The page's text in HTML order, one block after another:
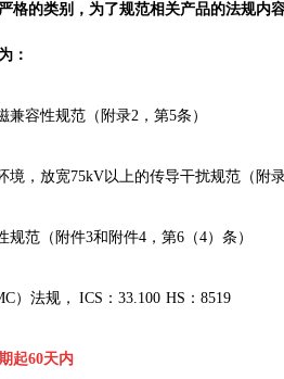
格的类别，为了规范相关产品的法规内
：
容性规范（附录2，第5条）
，放宽75kV以上的传导干扰规范（附录
范（附件3和附件4，第6（4）条）
）法规， ICS：33.100 HS：8519
起60天内